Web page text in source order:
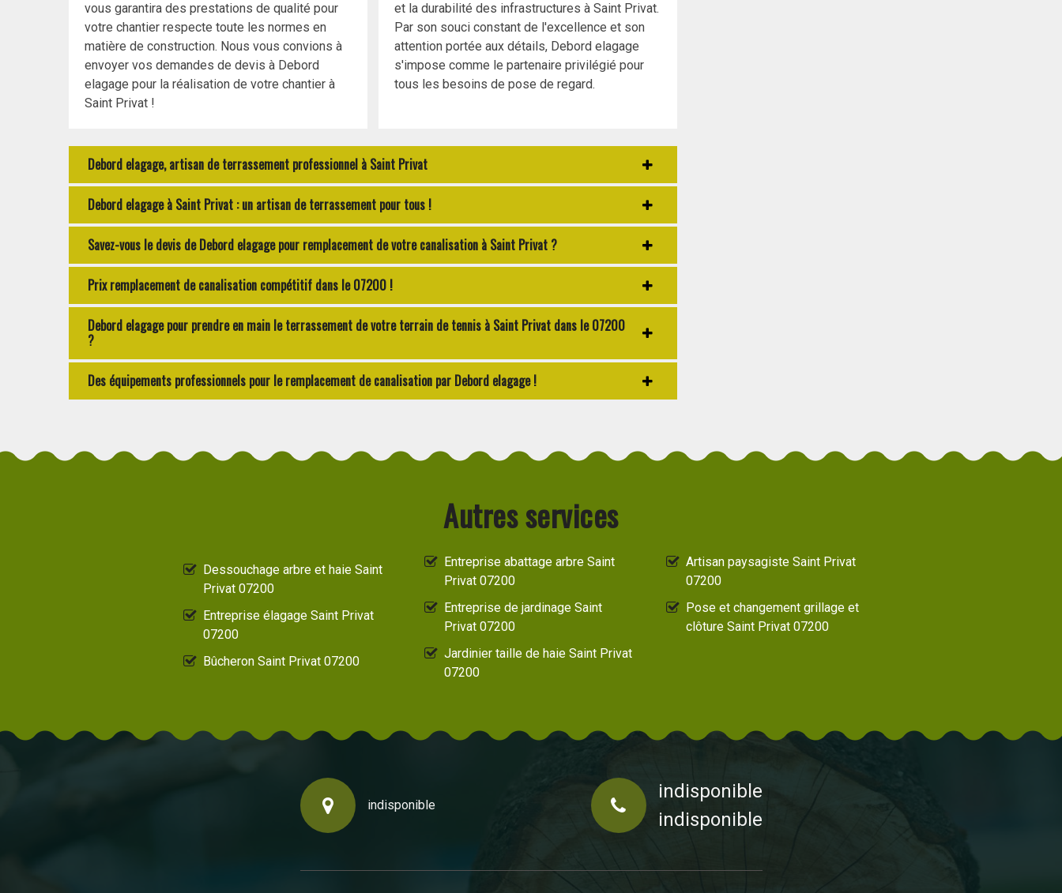
vous garantira des prestations de qualité pour
votre chantier respecte toute les normes en
matière de construction. Nous vous convions à
envoyer vos demandes de devis à Debord
elagage pour la réalisation de votre chantier à
Saint Privat !
et la durabilité des infrastructures à Saint Privat.
Par son souci constant de l'excellence et son
attention portée aux détails, Debord elagage
s'impose comme le partenaire privilégié pour
tous les besoins de pose de regard.
Debord elagage, artisan de terrassement professionnel à Saint Privat
Debord elagage à Saint Privat : un artisan de terrassement pour tous !
Savez-vous le devis de Debord elagage pour remplacement de votre canalisation à Saint Privat ?
Prix remplacement de canalisation compétitif dans le 07200 !
Debord elagage pour prendre en main le terrassement de votre terrain de tennis à Saint Privat dans le 07200
?
Des équipements professionnels pour le remplacement de canalisation par Debord elagage !
Autres services
Dessouchage arbre et haie Saint
Privat 07200
Entreprise élagage Saint Privat
07200
Bûcheron Saint Privat 07200
Entreprise abattage arbre Saint
Privat 07200
Entreprise de jardinage Saint
Privat 07200
Jardinier taille de haie Saint Privat
07200
Artisan paysagiste Saint Privat
07200
Pose et changement grillage et
clôture Saint Privat 07200
indisponible
indisponible
indisponible